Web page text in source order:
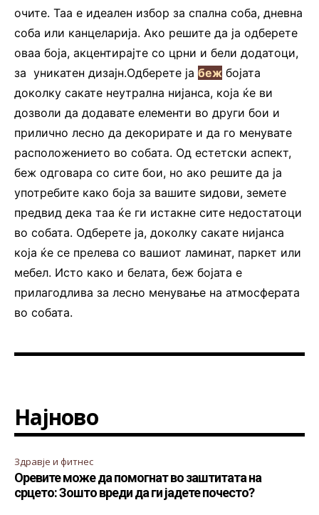
очите. Таа е идеален избор за спална соба, дневна
соба или канцеларија. Ако решите да ја одберете
оваа боја, акцентирајте со црни и бели додатоци,
за уникатен дизајн.Одберете ја беж бојата
доколку сакате неутрална нијанса, која ќе ви
дозволи да додавате елементи во други бои и
прилично лесно да декорирате и да го менувате
расположението во собата. Од естетски аспект,
беж одговара со сите бои, но ако решите да ја
употребите како боја за вашите ѕидови, земете
предвид дека таа ќе ги истакне сите недостатоци
во собата. Одберете ја, доколку сакате нијанса
која ќе се прелева со вашиот ламинат, паркет или
мебел. Исто како и белата, беж бојата е
прилагодлива за лесно менување на атмосферата
во собата.
Најново
Здравје и фитнес
Оревите може да помогнат во заштитата на
срцето: Зошто вреди да ги јадете почесто?